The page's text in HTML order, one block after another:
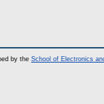
by the School of Electronics